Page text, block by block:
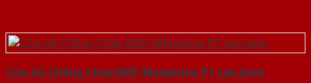
Cửa Gỗ Chống Cháy MDF Melamine P1 van kem